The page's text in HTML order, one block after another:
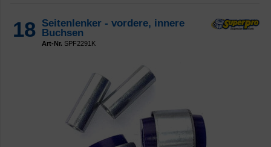
18 Seitenlenker - vordere, innere
Buchsen
Art-Nr. SPF2291K